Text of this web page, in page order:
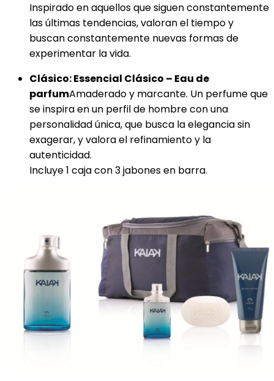
Inspirado en aquellos que siguen constantemente
las últimas tendencias, valoran el tiempo y
buscan constantemente nuevas formas de
experimentar la vida.
Clásico: Essencial Clásico – Eau de
parfumAmaderado y marcante. Un perfume que
se inspira en un perfil de hombre con una
personalidad única, que busca la elegancia sin
exagerar, y valora el refinamiento y la
autenticidad.
Incluye 1 caja con 3 jabones en barra.